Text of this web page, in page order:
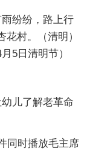
纷纷，路上行
村。（清明）
5日清明节）
儿了解老革命
同时播放毛主席